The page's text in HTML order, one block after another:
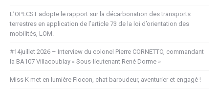
L’OPECST adopte le rapport sur la décarbonation des transports
terrestres en application de l’article 73 de la loi d’orientation des
mobilités, LOM.
#14juillet 2026 – Interview du colonel Pierre CORNETTO, commandant
la BA107 Villacoublay « Sous-lieutenant René Dorme »
Miss K met en lumière Flocon, chat baroudeur, aventurier et engagé !